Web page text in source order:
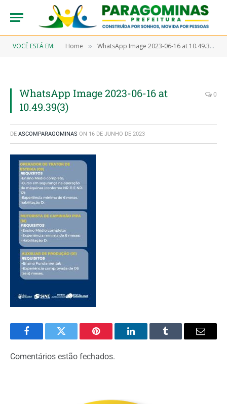
VOCÊ ESTÁ EM: Home » WhatsApp Image 2023-06-16 at 10.49.39(3)
WhatsApp Image 2023-06-16 at
10.49.39(3)
0
DE ASCOMPARAGOMINAS ON 16 DE JUNHO DE 2023
FacebookTwitter Pinterest LinkedInTumblr Email
Comentários estão fechados.